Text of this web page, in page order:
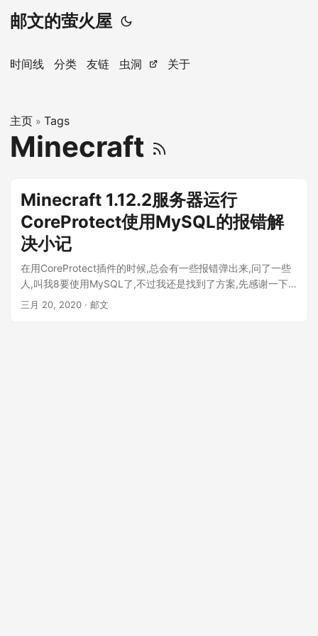
邮文的萤火屋
时间线 分类 友链 虫洞 关于
主页 » Tags
Minecraft
Minecraft 1.12.2服务器运行
CoreProtect使用MySQL的报错解
决小记
在用CoreProtect插件的时候,总会有一些报错弹出来,问了一些
人,叫我8要使用MySQL了,不过我还是找到了方案,先感谢一下
MCBBS回答贴的支持 ...
三月 20, 2020 · 邮文